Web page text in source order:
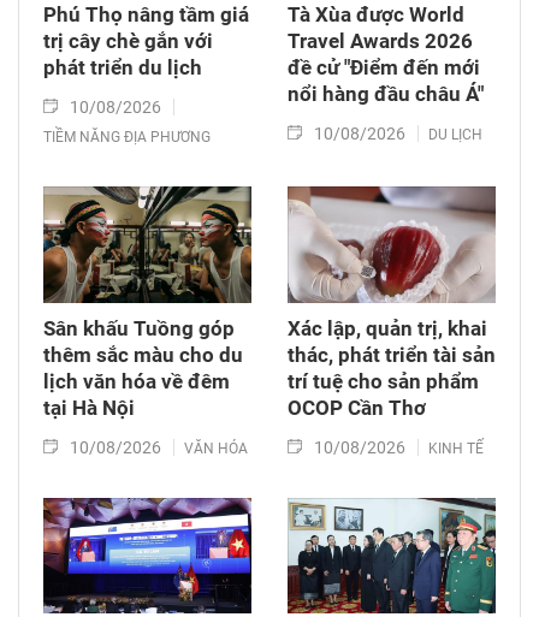
Phú Thọ nâng tầm giá
trị cây chè gắn với
phát triển du lịch
10/08/2026
TIỀM NĂNG ĐỊA PHƯƠNG
Tà Xùa được World
Travel Awards 2026
đề cử "Điểm đến mới
nổi hàng đầu châu Á"
10/08/2026 DU LỊCH
Sân khấu Tuồng góp
thêm sắc màu cho du
lịch văn hóa về đêm
tại Hà Nội
10/08/2026 VĂN HÓA
Xác lập, quản trị, khai
thác, phát triển tài sản
trí tuệ cho sản phẩm
OCOP Cần Thơ
10/08/2026 KINH TẾ